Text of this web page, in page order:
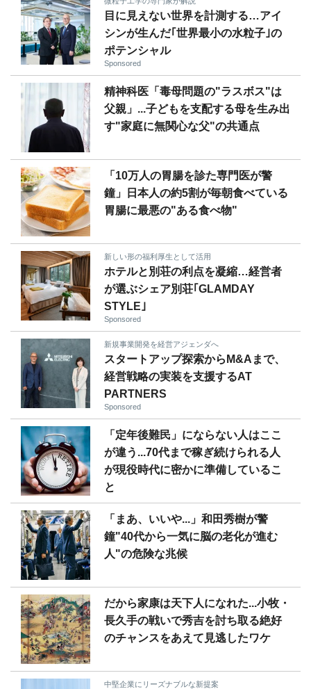
目に見えない世界を計測する…アイ
シンが生んだ｢世界最小の水粒子｣の
ポテンシャル
Sponsored
精神科医「毒母問題の"ラスボス"は
父親」...子どもを支配する母を生み出
す"家庭に無関心な父"の共通点
「10万人の胃腸を診た専門医が警
鐘」日本人の約5割が毎朝食べている
胃腸に最悪の"ある食べ物"
新しい形の福利厚生として活用
ホテルと別荘の利点を凝縮…経営者
が選ぶシェア別荘｢GLAMDAY
STYLE｣
Sponsored
新規事業開発を経営アジェンダへ
スタートアップ探索からM&Aまで、
経営戦略の実装を支援するAT
PARTNERS
Sponsored
「定年後難民」にならない人はここ
が違う...70代まで稼ぎ続けられる人
が現役時代に密かに準備しているこ
と
「まあ、いいや...」和田秀樹が警
鐘"40代から一気に脳の老化が進む
人"の危険な兆候
だから家康は天下人になれた...小牧・
長久手の戦いで秀吉を討ち取る絶好
のチャンスをあえて見逃したワケ
中堅企業にリーズナブルな新提案